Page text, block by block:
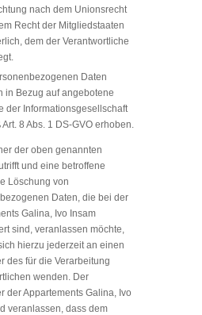
nach dem Unionsrecht
Recht der Mitgliedstaaten
dem der Verantwortliche
Daten
in Bezug auf angebotene
der Informationsgesellschaft
8 Abs. 1 DS-GVO erhoben.
der oben genannten
und eine betroffene
Löschung von
Daten, die bei der
Galina, Ivo Insam
sind, veranlassen möchte,
hierzu jederzeit an einen
des für die Verarbeitung
wenden. Der
der Appartements Galina, Ivo
veranlassen, dass dem